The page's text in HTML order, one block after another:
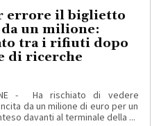
errore il biglietto
un milione:
tra i rifiuti dopo
di ricerche
- Ha rischiato di vedere
da un milione di euro per un
davanti al terminale della ...